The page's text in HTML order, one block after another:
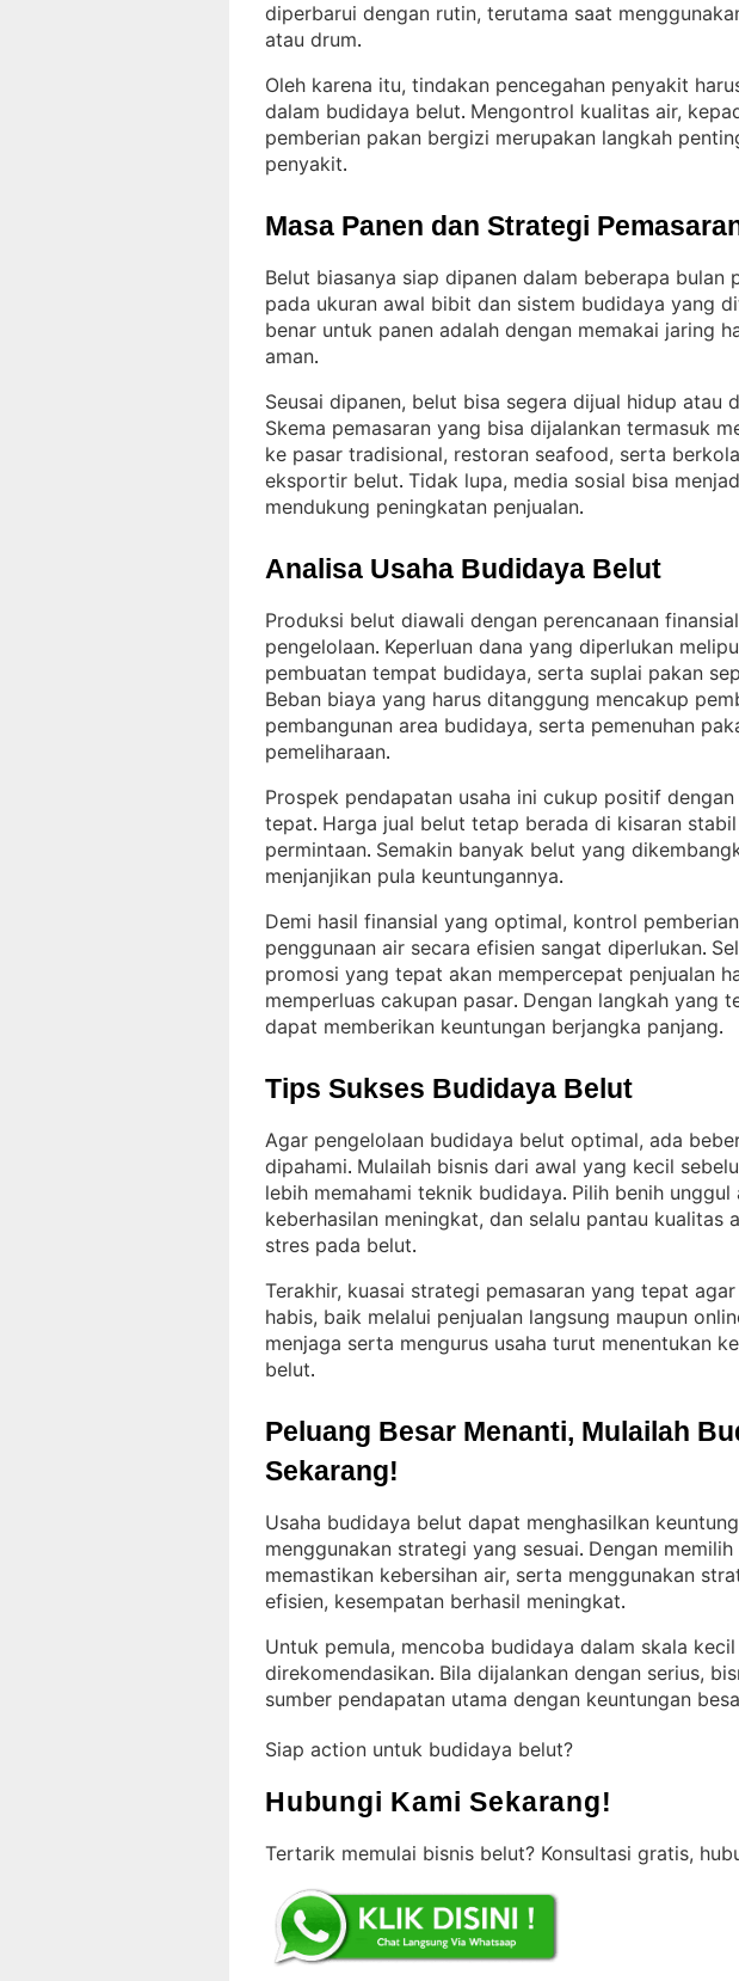
diperbarui dengan rutin, terutama saat
atau drum.
Oleh karena itu, tindakan pencegahan penyakit
dalam budidaya belut. Mengontrol kualitas air,
pemberian pakan bergizi merupakan langkah
penyakit.
Masa Panen dan Strategi
Belut biasanya siap dipanen dalam beberapa bulan
pada ukuran awal bibit dan sistem budidaya yang
benar untuk panen adalah dengan memakai jaring
aman.
Seusai dipanen, belut bisa segera dijual hidup atau
Skema pemasaran yang bisa dijalankan termasuk
ke pasar tradisional, restoran seafood, serta
eksportir belut. Tidak lupa, media sosial bisa
mendukung peningkatan penjualan.
Analisa Usaha Budidaya Belut
Produksi belut diawali dengan perencanaan
pengelolaan. Keperluan dana yang diperlukan
pembuatan tempat budidaya, serta suplai pakan
Beban biaya yang harus ditanggung mencakup
pembangunan area budidaya, serta pemenuhan
pemeliharaan.
Prospek pendapatan usaha ini cukup positif
tepat. Harga jual belut tetap berada di kisaran
permintaan. Semakin banyak belut yang
menjanjikan pula keuntungannya.
Demi hasil finansial yang optimal, kontrol
penggunaan air secara efisien sangat diperlukan.
promosi yang tepat akan mempercepat penjualan
memperluas cakupan pasar. Dengan langkah yang
dapat memberikan keuntungan berjangka panjang.
Tips Sukses Budidaya Belut
Agar pengelolaan budidaya belut optimal, ada
dipahami. Mulailah bisnis dari awal yang kecil
lebih memahami teknik budidaya. Pilih benih
keberhasilan meningkat, dan selalu pantau kualitas
stres pada belut.
Terakhir, kuasai strategi pemasaran yang tepat
habis, baik melalui penjualan langsung maupun
menjaga serta mengurus usaha turut menentukan
belut.
Peluang Besar Menanti, Mulailah
Sekarang!
Usaha budidaya belut dapat menghasilkan
menggunakan strategi yang sesuai. Dengan
memastikan kebersihan air, serta menggunakan
efisien, kesempatan berhasil meningkat.
Untuk pemula, mencoba budidaya dalam skala
direkomendasikan. Bila dijalankan dengan serius,
sumber pendapatan utama dengan keuntungan
Siap action untuk budidaya belut?
Hubungi Kami Sekarang!
Tertarik memulai bisnis belut? Konsultasi gratis,